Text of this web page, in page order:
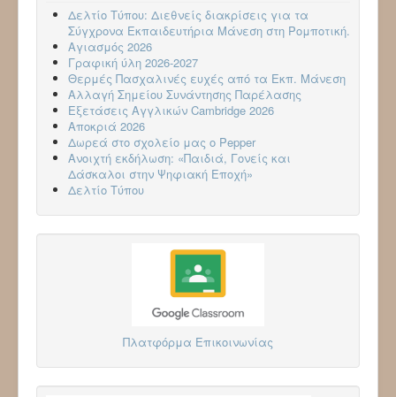
Δελτίο Τύπου: Διεθνείς διακρίσεις για τα
Σύγχρονα Εκπαιδευτήρια Μάνεση στη Ρομποτική.
Αγιασμός 2026
Γραφική ύλη 2026-2027
Θερμές Πασχαλινές ευχές από τα Εκπ. Μάνεση
Αλλαγή Σημείου Συνάντησης Παρέλασης
Εξετάσεις Αγγλικών Cambridge 2026
Aποκριά 2026
Δωρεά στο σχολείο μας ο Pepper
Ανοιχτή εκδήλωση: «Παιδιά, Γονείς και
Δάσκαλοι στην Ψηφιακή Εποχή»
Δελτίο Τύπου
Πλατφόρμα Επικοινωνίας